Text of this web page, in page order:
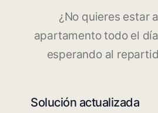
¿No quieres estar
apartamento todo el
esperando al
Solución actualizada